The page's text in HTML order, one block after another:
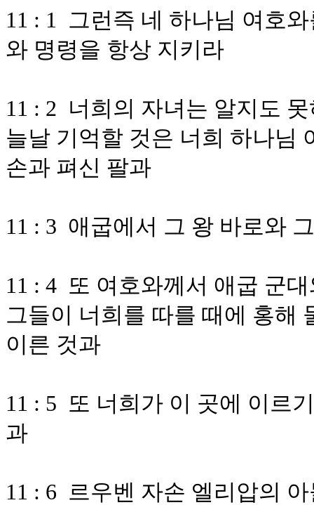
11 : 1 그런즉 네 하나님 여호
와 명령을 항상 지키라
11 : 2 너희의 자녀는 알지도
늘날 기억할 것은 너희 하나님
손과 펴신 팔과
11 : 3 애굽에서 그 왕 바로와
11 : 4 또 여호와께서 애굽 군
그들이 너희를 따를 때에 홍해
이른 것과
11 : 5 또 너희가 이 곳에 이르
과
11 : 6 르우벤 자손 엘리압의